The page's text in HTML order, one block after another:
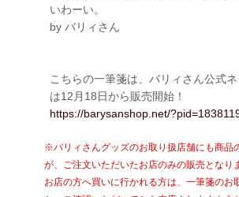
いわーい。
by バリィさん
こちらの一筆箋は、バリィさん公式
は12月18日から販売開始！
https://barysanshop.net/
※バリィさんグッズのお取り扱店舗にも商品
が、ご注文いただいたお店のみの販売となり
お店の方へ買いに行かれる方は、一筆箋のお